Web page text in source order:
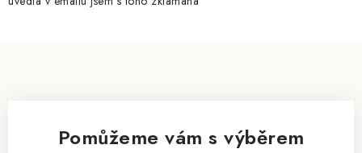
Pomůžeme vám s výběrem